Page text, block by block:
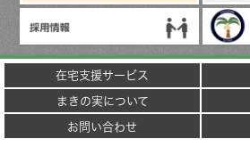
在宅支援サービス
まきの実について
お問い合わせ